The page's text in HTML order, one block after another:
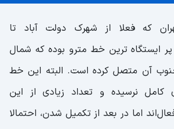
که فعلا از شهرک دولت آباد تا
پر ایستگاه ترین خط مترو بوده که شمال
آن متصل کرده است. البته این خط
کامل نرسیده و تعداد زیادی از این
اما در بعد از تکمیل شدن، احتمالا